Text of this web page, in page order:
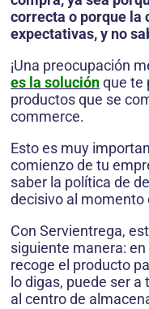
correcta o porque la
expectativas, y no
¡Una preocupación
es la soluciónque te
productos que se
commerce.
Esto es muy
comienzo de tu
saber la política de
decisivo al momento
Con Servientrega,
siguiente manera:
recoge el producto
lo digas, puede ser
al centro de